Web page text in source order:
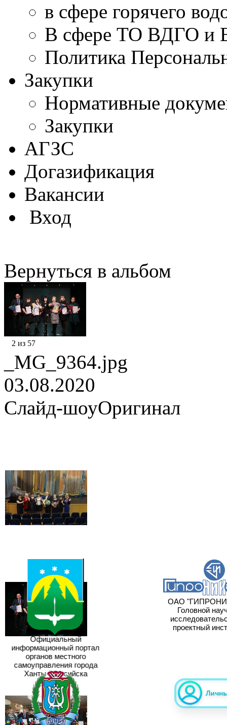
в сфере горячего
В сфере ТО ВДГО и
Политика
Закупки
Нормативные
Закупки
АГЗС
Догазификация
Вакансии
Вход
Вернуться в альбом
2 из 57
_MG_9364.jpg
03.08.2020
Слайд-шоуОригинал
Официальный
информационный портал
органов местного
самоуправления города
Ханты-Мансийска
ОАО
Головной
проектный